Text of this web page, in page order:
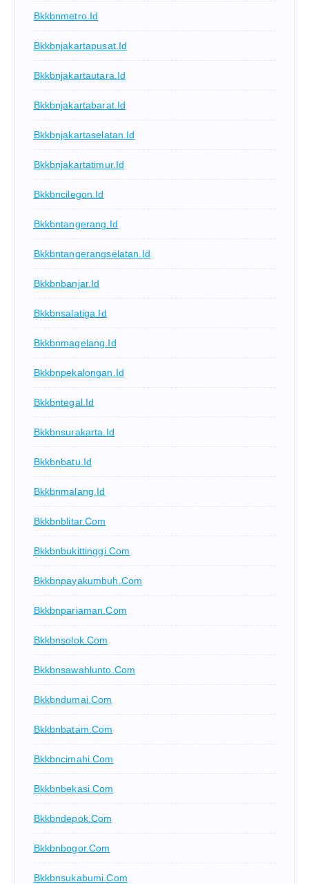
Bkkbnmetro.id
Bkkbnjakartapusat.id
Bkkbnjakartautara.id
Bkkbnjakartabarat.id
Bkkbnjakartaselatan.id
Bkkbnjakartatimur.id
Bkkbncilegon.id
Bkkbntangerang.id
Bkkbntangerangselatan.id
Bkkbnbanjar.id
Bkkbnsalatiga.id
Bkkbnmagelang.id
Bkkbnpekalongan.id
Bkkbntegal.id
Bkkbnsurakarta.id
Bkkbnbatu.id
Bkkbnmalang.id
Bkkbnblitar.com
Bkkbnbukittinggi.com
Bkkbnpayakumbuh.com
Bkkbnpariaman.com
Bkkbnsolok.com
Bkkbnsawahlunto.com
Bkkbndumai.com
Bkkbnbatam.com
Bkkbncimahi.com
Bkkbnbekasi.com
Bkkbndepok.com
Bkkbnbogor.com
Bkkbnsukabumi.com